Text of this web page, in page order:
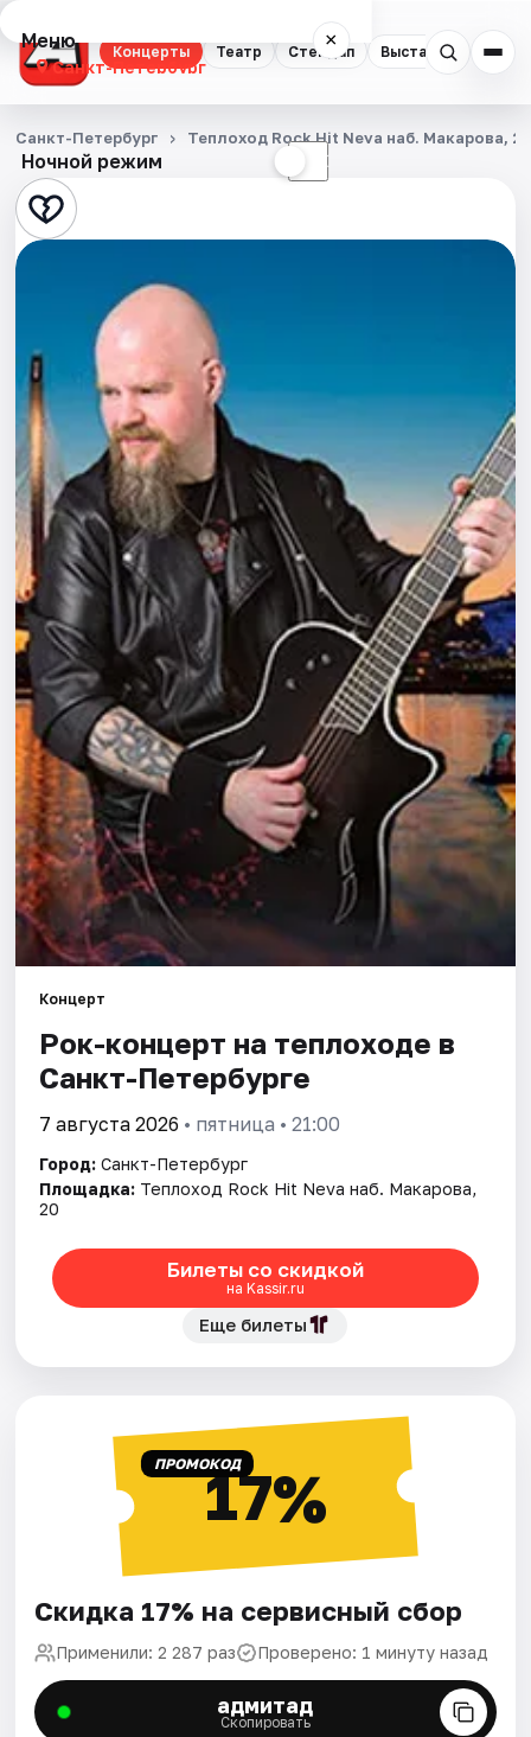
Концерты Театр Стендап Выставки
Меню ×
Санкт-Петербург
Концерты
Театр
Стендап
Квесты
Экскурсии
Спорт
События
Города
Площадки
Артисты
Рейтинги
Ночной режим ☾
Санкт-Петербург Теплоход Rock Hit Neva наб. Макарова,
Концерт
Рок-концерт нa теплоходe в
Санкт-Петербурге
7 августа 2026 • пятница • 21:00
Город: Санкт-Петербург
Площадка: Теплоход Rock Hit Neva наб. Макарова,
20
Билеты со скидкой
на Kassir.ru
Еще билеты
ПРОМОКОД17%
Скидка 17% на сервисный сбор
Применили: 2 287 раз Проверено: 1 минуту назад
адмитад
Скопировать